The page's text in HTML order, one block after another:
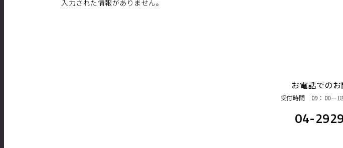
入力された情報がありません。
お電話での
受付時間 09：00ー18
04-